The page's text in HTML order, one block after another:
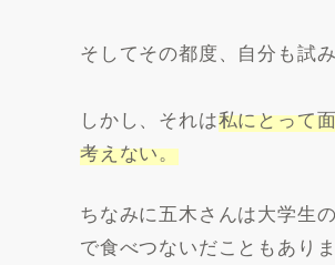
そしてその都度、自分も試
しかし、それは私にとって
考えない。
ちなみに五木さんは大学生
で食べつないだこともありま